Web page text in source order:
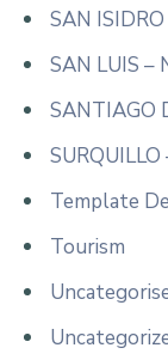
SAN
SAN LUIS –
SANTIAGO
Template
Tourism